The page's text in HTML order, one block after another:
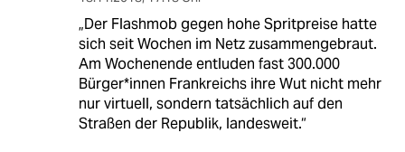
„Der Flashmob gegen hohe Spritpreise hatte
sich seit Wochen im Netz zusammengebraut.
Am Wochenende entluden fast 300.000
Bürger*innen Frankreichs ihre Wut nicht mehr
nur virtuell, sondern tatsächlich auf den
Straßen der Republik, landesweit.“